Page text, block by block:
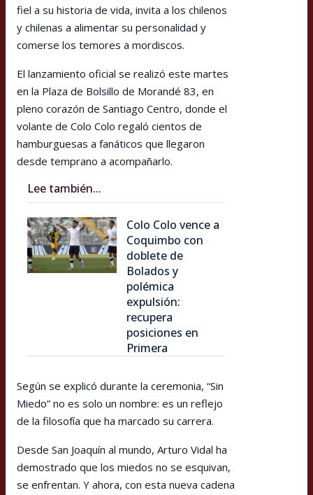
fiel a su historia de vida, invita a los chilenos
y chilenas a alimentar su personalidad y
comerse los temores a mordiscos.
El lanzamiento oficial se realizó este martes
en la Plaza de Bolsillo de Morandé 83, en
pleno corazón de Santiago Centro, donde el
volante de Colo Colo regaló cientos de
hamburguesas a fanáticos que llegaron
desde temprano a acompañarlo.
Lee también...
Colo Colo vence a
Coquimbo con
doblete de
Bolados y
polémica
expulsión:
recupera
posiciones en
Primera
Según se explicó durante la ceremonia, “Sin
Miedo” no es solo un nombre: es un reflejo
de la filosofía que ha marcado su carrera.
Desde San Joaquín al mundo, Arturo Vidal ha
demostrado que los miedos no se esquivan,
se enfrentan. Y ahora, con esta nueva cadena